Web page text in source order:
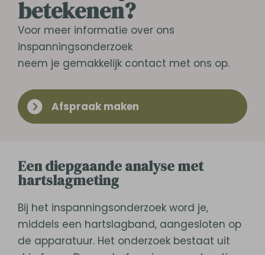
betekenen?
Voor meer informatie over ons
inspanningsonderzoek
neem je gemakkelijk contact met ons op.
Afspraak maken
Een diepgaande analyse met
hartslagmeting
Bij het inspanningsonderzoek word je,
middels een hartslagband, aangesloten op
de apparatuur. Het onderzoek bestaat uit